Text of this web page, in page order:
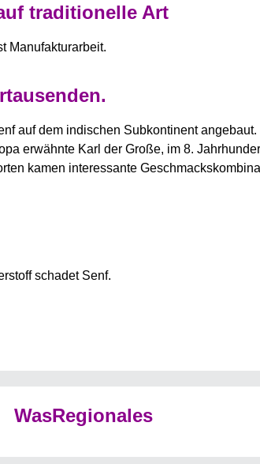
traditionelle Art
Manufakturarbeit.
auf dem indischen Subkontinent
erwähnte Karl der Große, im 8.
kamen interessante
schadet Senf.
WasRegionales